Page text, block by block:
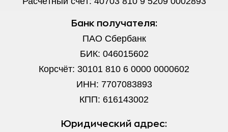
Банк получателя:
ПАО Сбербанк
БИК: 046015602
Корсчёт: 30101 810 6 0000 0000602
ИНН: 7707083893
КПП: 616143002
Юридический адрес: